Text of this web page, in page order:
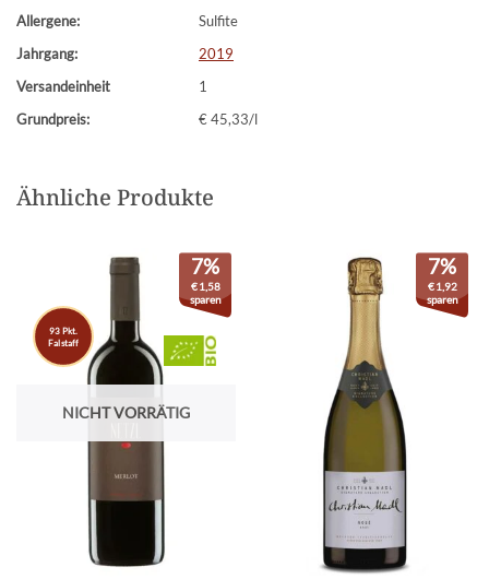
Allergene:
Sulfite
Jahrgang:
2019
Versandeinheit
1
Grundpreis:
€ 45,33/l
Ähnliche Produkte
NICHT VORRÄTIG
93 Pkt.
Falstaff
7%
€1,58
sparen
7%
€1,92
sparen